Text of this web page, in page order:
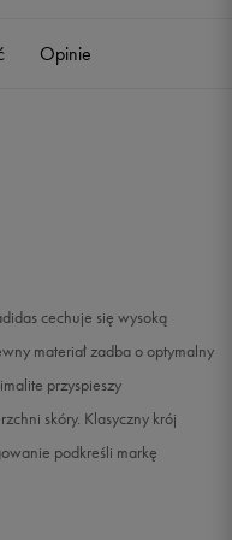
Opinie
cechuje się wysoką
materiał zadba o optymalny
przyspieszy
skóry. Klasyczny krój
podkreśli markę